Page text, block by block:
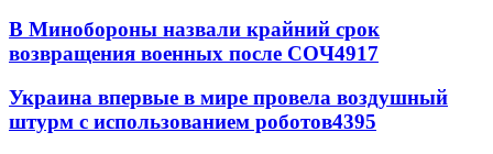
В Минобороны назвали крайний срок
возвращения военных после СОЧ4917
Украина впервые в мире провела воздушный
штурм с использованием роботов4395